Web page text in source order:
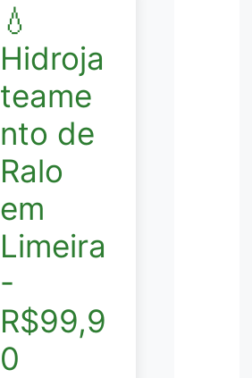
💧
Hidroja
teame
nto de
Ralo
em
Limeira
-
R$99,9
0